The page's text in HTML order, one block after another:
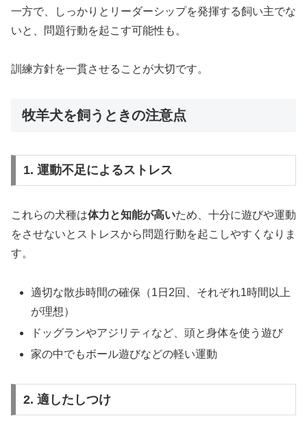
一方で、しっかりとリーダーシップを発揮する飼い主でな
いと、問題行動を起こす可能性も。
訓練方針を一貫させることが大切です。
牧羊犬を飼うときの注意点
1. 運動不足によるストレス
これらの犬種は体力と知能が高いため、十分に遊びや運動
をさせないとストレスから問題行動を起こしやすくなりま
す。
適切な散歩時間の確保（1日2回、それぞれ1時間以上
が理想）
ドッグランやアジリティなど、頭と身体を使う遊び
家の中でもボール遊びなどの軽い運動
2. 適したしつけ